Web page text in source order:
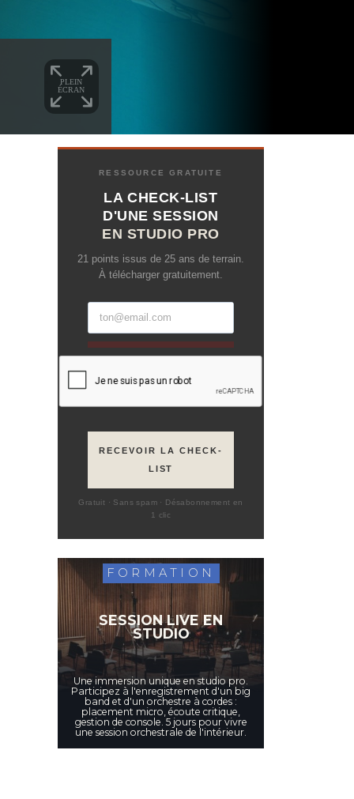
RESSOURCE GRATUITE
LA CHECK-LIST
D'UNE SESSION
EN STUDIO PRO
21 points issus de 25 ans de terrain.
À télécharger gratuitement.
RECEVOIR LA CHECK-
LIST
Gratuit · Sans spam · Désabonnement en
1 clic
FORMATION
SESSION LIVE EN
STUDIO
Une immersion unique en studio pro.
Participez à l'enregistrement d'un big
band et d'un orchestre à cordes :
placement micro, écoute critique,
gestion de console. 5 jours pour vivre
une session orchestrale de l'intérieur.